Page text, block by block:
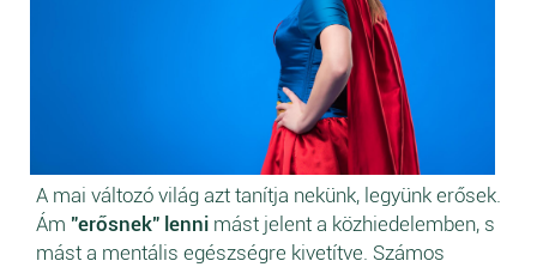
A mai változó világ azt tanítja nekünk, legyünk erősek.
Ám "erősnek" lenni mást jelent a közhiedelemben, s
mást a mentális egészségre kivetítve. Számos